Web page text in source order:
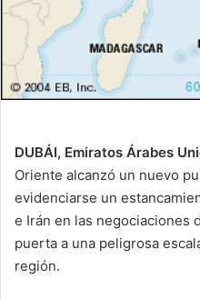
DUBÁI, Emiratos Árabes
Oriente alcanzó un nuevo
evidenciarse un
e Irán en las negociaciones
puerta a una peligrosa
región.